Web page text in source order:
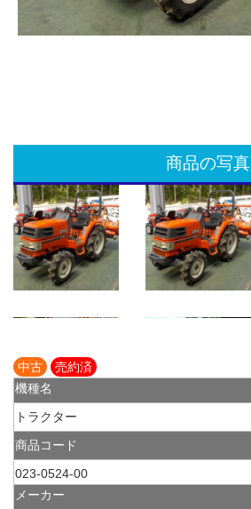
商品の写真
中古
売約済
機種名
トラクター
商品コード
023-0524-00
メーカー